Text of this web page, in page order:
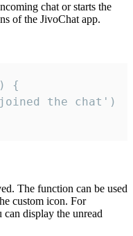
chat or starts the
of the JivoChat app.
{
The function can be used
custom icon. For
display the unread